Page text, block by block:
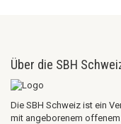
Über die SBH
Die SBH Schweiz ist ein
mit angeborenem